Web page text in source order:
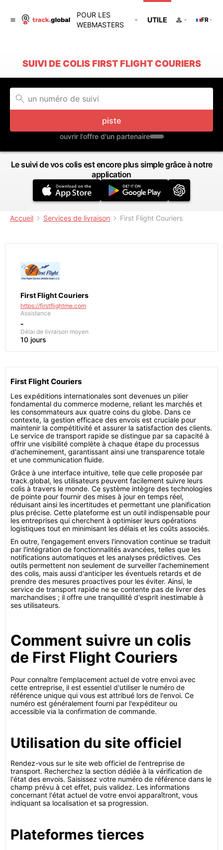
POUR LES
WEBMASTERS
UTILE FR
SUIVI DE COLIS FIRST FLIGHT COURIERS
piste
ouvrir l'offre d'un partenaire
Le suivi de vos colis est encore plus simple grâce à notre
application
Accueil Services de livraison First Flight Couriers
First Flight Couriers
https://firstflightme.com
Assistance
-
Délai de livraison moyen
10 jours
First Flight Couriers
Les expéditions internationales sont devenues un pilier
fondamental du commerce moderne, reliant les marchés et
les consommateurs aux quatre coins du globe. Dans ce
contexte, la gestion efficace des envois est cruciale pour
maintenir la compétitivité et assurer la satisfaction des clients.
Le service de transport rapide se distingue par sa capacité à
offrir une visibilité complète à chaque étape du processus
d'acheminement, garantissant ainsi une transparence totale
et une communication fluide.
Grâce à une interface intuitive, telle que celle proposée par
track.global, les utilisateurs peuvent facilement suivre leurs
colis à travers le monde. Ce système intègre des technologies
de pointe pour fournir des mises à jour en temps réel,
réduisant ainsi les incertitudes et permettant une planification
plus précise. Cette plateforme est un outil indispensable pour
les entreprises qui cherchent à optimiser leurs opérations
logistiques tout en minimisant les délais et les coûts associés.
En outre, l'engagement envers l'innovation continue se traduit
par l'intégration de fonctionnalités avancées, telles que les
notifications automatiques et les analyses prédictives. Ces
outils permettent non seulement de surveiller l'acheminement
des colis, mais aussi d'anticiper les éventuels retards et de
prendre des mesures proactives pour les éviter. Ainsi, le
service de transport rapide ne se contente pas de livrer des
marchandises ; il offre une tranquillité d'esprit inestimable à
ses utilisateurs.
Comment suivre un colis
de First Flight Couriers
Pour connaître l'emplacement actuel de votre envoi avec
cette entreprise, il est essentiel d'utiliser le numéro de
référence unique qui vous est attribué lors de l'envoi. Ce
numéro est généralement fourni par l'expéditeur ou
accessible via la confirmation de commande.
Utilisation du site officiel
Rendez-vous sur le site web officiel de l'entreprise de
transport. Recherchez la section dédiée à la vérification de
l'état des envois. Saisissez votre numéro de référence dans le
champ prévu à cet effet, puis validez. Les informations
concernant l'état actuel de votre envoi apparaîtront, vous
indiquant sa localisation et sa progression.
Plateformes tierces